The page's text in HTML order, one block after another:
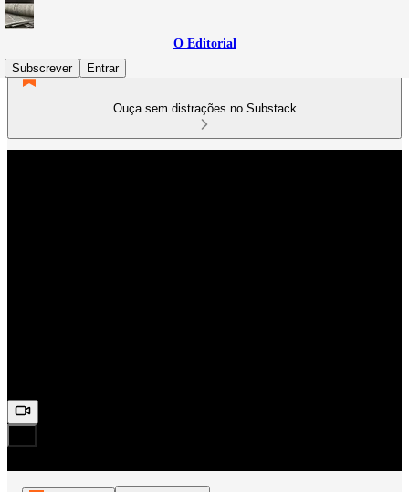
O Editorial
Subscrever
Entrar
Ouça sem distrações no Substack